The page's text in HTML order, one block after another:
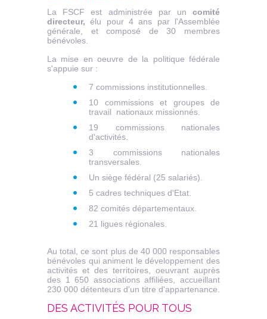
La FSCF est administrée par un comité
directeur, élu pour 4 ans par l'Assemblée
générale, et composé de 30 membres
bénévoles.
La mise en oeuvre de la politique fédérale
s'appuie sur :
7 commissions institutionnelles.
10 commissions et groupes de
travail nationaux missionnés.
19 commissions nationales
d'activités.
3 commissions nationales
transversales.
Un siège fédéral (25 salariés).
5 cadres techniques d'Etat.
82 comités départementaux.
21 ligues régionales.
Au total, ce sont plus de 40 000 responsables
bénévoles qui animent le développement des
activités et des territoires, oeuvrant auprès
des 1 650 associations affiliées, accueillant
230 000 détenteurs d'un titre d'appartenance.
DES ACTIVITÉS POUR TOUS